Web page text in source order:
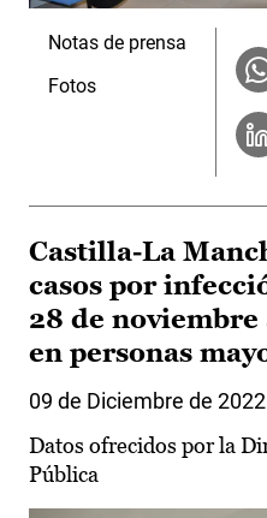
Notas de prensa
Fotos
Castilla-La
casos por
28 de
en personas
09 de Diciembre de 2022
Datos ofrecidos por la
Pública